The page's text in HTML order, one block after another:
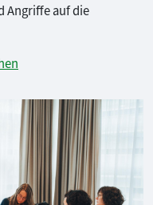
Angriffe auf die